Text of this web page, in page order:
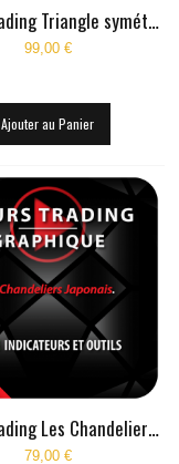
Cours Trading Triangle symétrique en théorie
99,00 €
Ajouter au Panier
Cours Trading Les Chandeliers Japonais
79,00 €